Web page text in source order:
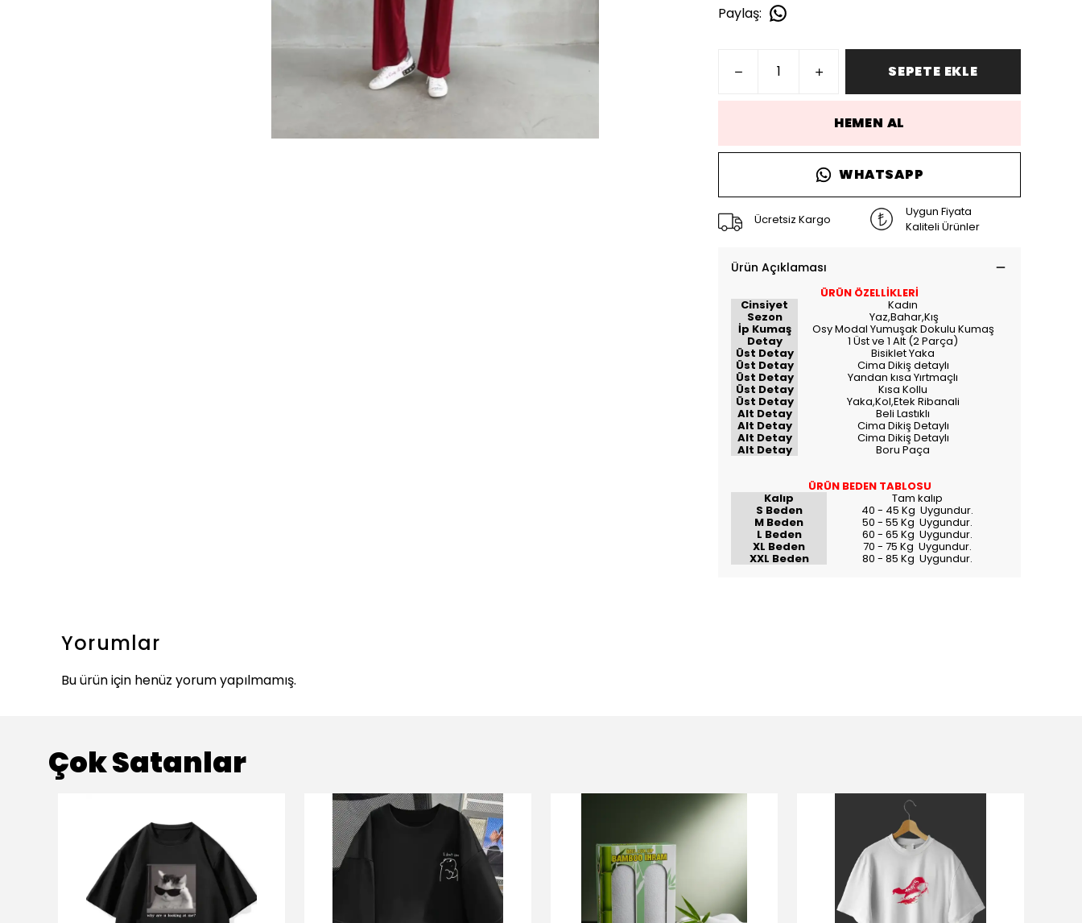
Paylaş:
SEPETE EKLE
HEMEN AL
WHATSAPP
Ücretsiz Kargo
Uygun Fiyata
Kaliteli Ürünler
Ürün Açıklaması
ÜRÜN ÖZELLİKLERİ
Cinsiyet Kadın
Sezon Yaz,Bahar,Kış
İp Kumaş Osy Modal Yumuşak Dokulu Kumaş
Detay 1 Üst ve 1 Alt (2 Parça)
Üst Detay Bisiklet Yaka
Üst Detay Cima Dikiş detaylı
Üst Detay Yandan kısa Yırtmaçlı
Üst Detay Kısa Kollu
Üst Detay Yaka,Kol,Etek Ribanali
Alt Detay Beli Lastıklı
Alt Detay Cima Dikiş Detaylı
Alt Detay Cima Dikiş Detaylı
Alt Detay Boru Paça
ÜRÜN BEDEN TABLOSU
Kalıp Tam kalıp
S Beden 40 - 45 Kg Uygundur.
M Beden 50 - 55 Kg Uygundur.
L Beden 60 - 65 Kg Uygundur.
XL Beden 70 - 75 Kg Uygundur.
XXL Beden 80 - 85 Kg Uygundur.
Yorumlar
Bu ürün için henüz yorum yapılmamış.
Çok Satanlar